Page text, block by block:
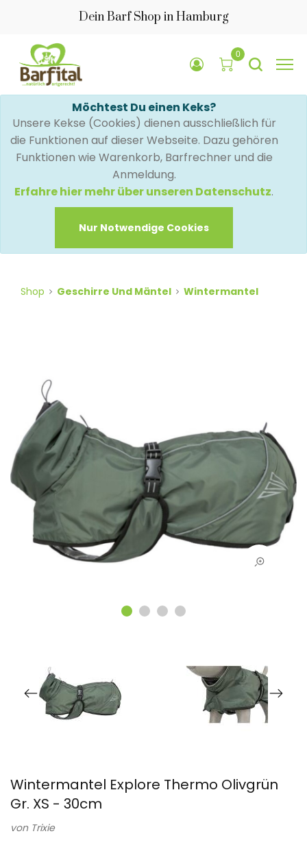
Dein Barf Shop in Hamburg
0
Möchtest Du einen Keks?
Unsere Kekse (Cookies) dienen ausschließlich für
die Funktionen auf dieser Webseite. Dazu gehören
Funktionen wie Warenkorb, Barfrechner und die
Anmeldung.
Erfahre hier mehr über unseren Datenschutz.
Nur Notwendige Cookies
Shop Geschirre Und Mäntel Wintermantel
Wintermantel Explore Thermo Olivgrün
Gr. XS - 30cm
von Trixie